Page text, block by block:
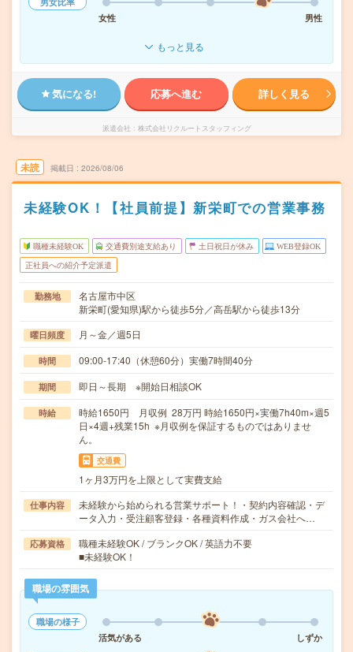
女性
男性
もっと見る
気になる! 応募へ進む 詳しく見る
派遣会社 株式会社リクルートスタッフィング
未読 掲載日 2026/08/06
未経験OK！【社員前提】新栄町での営業事務
職種未経験OK 交通費別途支給あり 土日祝日が休み WEB登録OK
正社員への紹介予定派遣
勤務地
名古屋市中区
新栄町(愛知県)駅から徒歩5分／高岳駅から徒歩13分
曜日頻度 月～金／週5日
時間 09:00-17:40（休憩60分）実働7時間40分
期間 即日～長期 ※開始日相談OK
時給
時給1650円 月収例 28万円 時給1650円×実働7h40m×週5
日×4週+残業15h ※月収例を保証するものではありませ
ん。
交通費
1ヶ月3万円を上限として実費支給
仕事内容
未経験から始められる営業サポート！・契約内容確認・デ
ータ入力・受注顧客登録・各種資料作成・ガス会社へ…
応募資格
職種未経験OK / ブランクOK / 英語力不要
■未経験OK！
職場の雰囲気
職場の様子
活気がある
しずか